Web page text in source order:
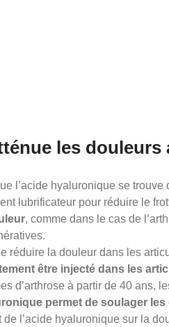
les
l’acide hyaluronique se
lubrificateur pour réduire le
, comme dans le cas de
réduire la douleur dans les
être injecté dans les
d’arthrose à partir de 40 ans,
permet de soulager
de l’acide hyaluronique sur la